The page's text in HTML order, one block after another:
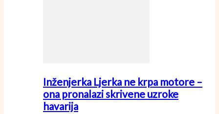
Inženjerka Ljerka ne krpa motore –
ona pronalazi skrivene uzroke
havarija